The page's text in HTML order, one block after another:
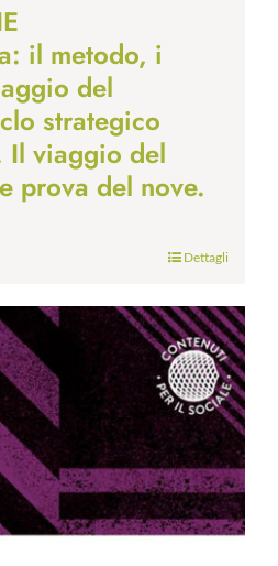
il metodo, i
del
strategico
Il viaggio del
prova del nove.
Dettagli